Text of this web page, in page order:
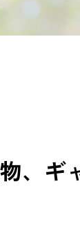
、ギ